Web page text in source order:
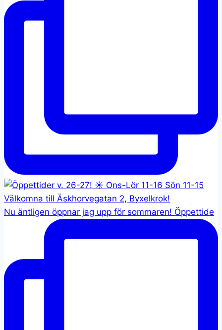
Nu äntligen öppnar jag upp för sommaren! Öppettide